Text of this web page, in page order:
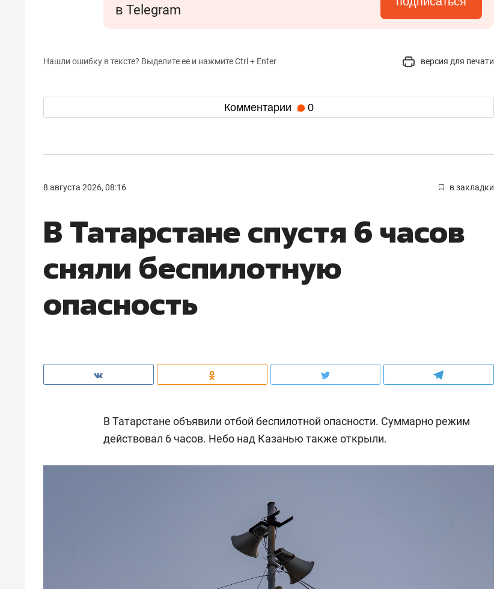
в Telegram
Нашли ошибку в тексте? Выделите ее и нажмите Ctrl + Enter версия для печати
Комментарии 0
8 августа 2026, 08:16 в закладки
В Татарстане спустя 6 часов
сняли беспилотную
опасность
В Татарстане объявили отбой беспилотной опасности. Суммарно режим
действовал 6 часов. Небо над Казанью также открыли.